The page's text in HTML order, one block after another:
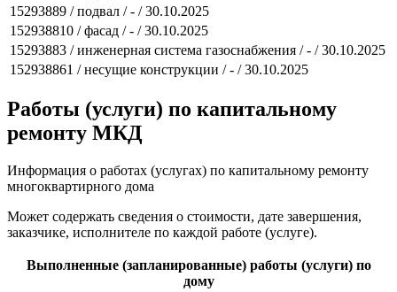
15293889 / подвал / - / 30.10.2025
152938810 / фасад / - / 30.10.2025
15293883 / инженерная система газоснабжения / - / 30.10.2025
152938861 / несущие конструкции / - / 30.10.2025
Работы (услуги) по капитальному
ремонту МКД
Информация о работах (услугах) по капитальному ремонту
многоквартирного дома
Может содержать сведения о стоимости, дате завершения,
заказчике, исполнителе по каждой работе (услуге).
Выполненные (запланированные) работы (услуги) по
дому